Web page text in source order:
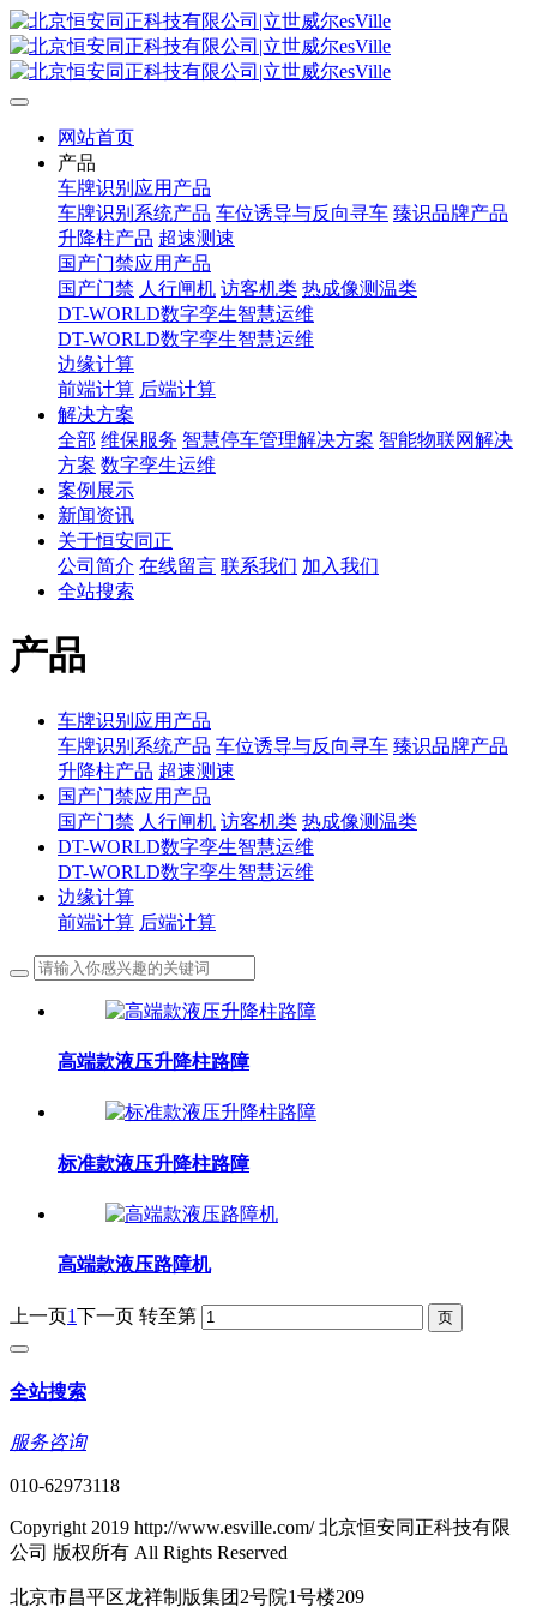
网站首页
产品
车牌识别应用产品
车牌识别系统产品 车位诱导与反向寻车 臻识品牌产品
升降柱产品 超速测速
国产门禁应用产品
国产门禁 人行闸机 访客机类 热成像测温类
DT-WORLD数字孪生智慧运维
DT-WORLD数字孪生智慧运维
边缘计算
前端计算 后端计算
解决方案
全部 维保服务 智慧停车管理解决方案 智能物联网解决
方案 数字孪生运维
案例展示
新闻资讯
关于恒安同正
公司简介 在线留言 联系我们 加入我们
全站搜索
产品
车牌识别应用产品
车牌识别系统产品 车位诱导与反向寻车 臻识品牌产品
升降柱产品 超速测速
国产门禁应用产品
国产门禁 人行闸机 访客机类 热成像测温类
DT-WORLD数字孪生智慧运维
DT-WORLD数字孪生智慧运维
边缘计算
前端计算 后端计算
高端款液压升降柱路障
标准款液压升降柱路障
高端款液压路障机
上一页 1 下一页 转至第
全站搜索
服务咨询
010-62973118
Copyright 2019 http://www.esville.com/ 北京恒安同正科技有限
公司 版权所有 All Rights Reserved
北京市昌平区龙祥制版集团2号院1号楼209